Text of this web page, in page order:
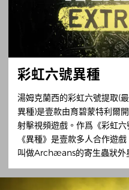
彩虹六號異種
湯姆克蘭西的彩虹六號提取(
異種)是壹款由育碧蒙特利爾
射擊視頻遊戲。作爲《彩虹
《異種》是壹款多人合作遊
叫做Archæans的寄生蟲狀外